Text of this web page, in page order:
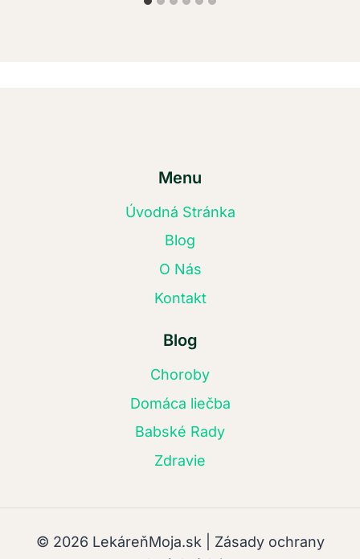
Menu
Úvodná Stránka
Blog
O Nás
Kontakt
Blog
Choroby
Domáca liečba
Babské Rady
Zdravie
© 2026 LekáreňMoja.sk | Zásady ochrany